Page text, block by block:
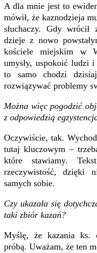
A dla mnie jest to
mówił, że kaznodzieja
słuchaczy. Gdy
dzieje z nowo
kościele miejskim w
umysły, uspokoić ludzi
to samo chodzi
rozwiązywać problemy
Można więc pogodzić
z odpowiedzią
Oczywiście, tak.
tutaj kluczowym –
które stawiamy.
rzeczywistość, dzięki
samych sobie.
Czy ukazała się
taki zbiór kazań?
Myślę, że kazania ks.
próbą. Uważam, że ten